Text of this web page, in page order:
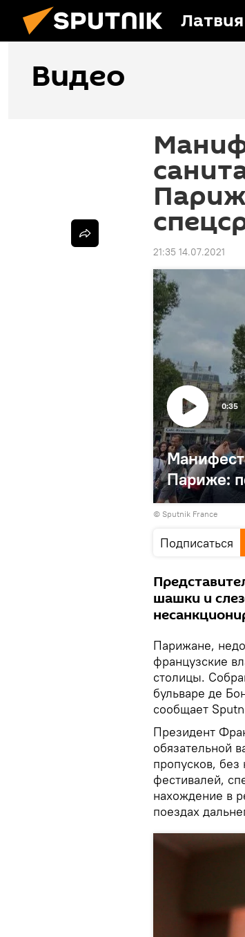
Латвия
Видео
21:35 14.07.2021
Париже:
0:35
© Sputnik France
Подписаться
шашки и
Парижане,
французские
столицы.
бульваре де
сообщает
Президент
обязательной
пропусков,
фестивалей,
нахождение в
поездах